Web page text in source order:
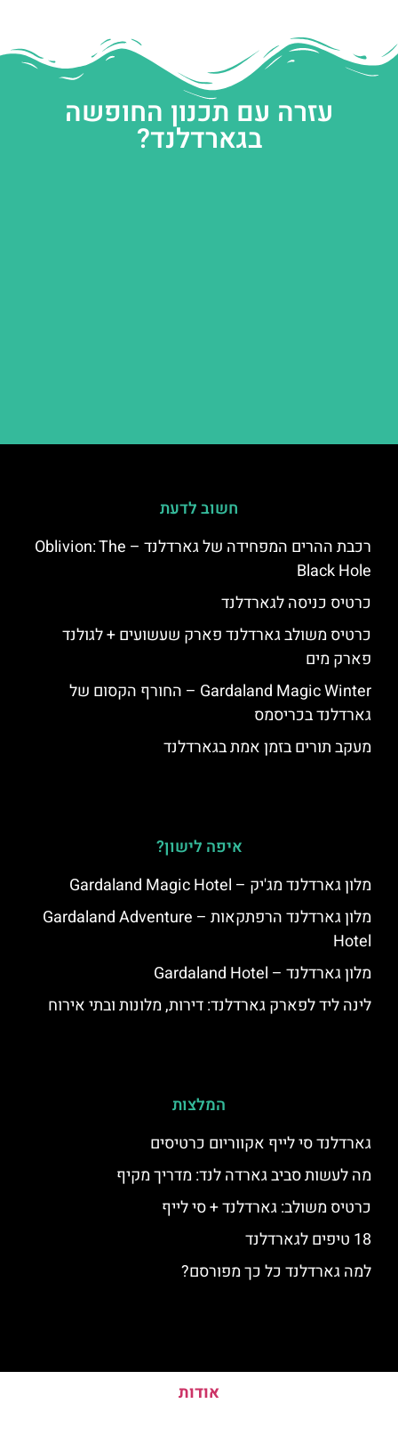
עזרה עם תכנון החופשה
בגארדלנד?
חשוב לדעת
רכבת ההרים המפחידה של גארדלנד – Oblivion: The
Black Hole
כרטיס כניסה לגארדלנד
כרטיס משולב גארדלנד פארק שעשועים + לגולנד
פארק מים
Gardaland Magic Winter – החורף הקסום של
גארדלנד בכריסמס
מעקב תורים בזמן אמת בגארדלנד
איפה לישון?
מלון גארדלנד מג'יק – Gardaland Magic Hotel
מלון גארדלנד הרפתקאות – Gardaland Adventure
Hotel
מלון גארדלנד – Gardaland Hotel
לינה ליד לפארק גארדלנד: דירות, מלונות ובתי אירוח
המלצות
גארדלנד סי לייף אקווריום כרטיסים
מה לעשות סביב גארדה לנד: מדריך מקיף
כרטיס משולב: גארדלנד + סי לייף
18 טיפים לגארדלנד
למה גארדלנד כל כך מפורסם?
אודות